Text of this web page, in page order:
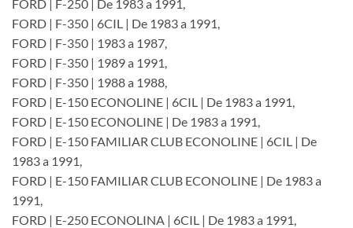
FORD | F-250 | De 1983 a 1991,
FORD | F-350 | 6CIL | De 1983 a 1991,
FORD | F-350 | 1983 a 1987,
FORD | F-350 | 1989 a 1991,
FORD | F-350 | 1988 a 1988,
FORD | E-150 ECONOLINE | 6CIL | De 1983 a 1991,
FORD | E-150 ECONOLINE | De 1983 a 1991,
FORD | E-150 FAMILIAR CLUB ECONOLINE | 6CIL | De
1983 a 1991,
FORD | E-150 FAMILIAR CLUB ECONOLINE | De 1983 a
1991,
FORD | E-250 ECONOLINA | 6CIL | De 1983 a 1991,